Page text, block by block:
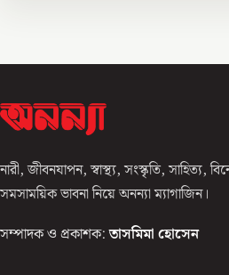
নারী, জীবনযাপন, স্বাস্থ্য, সংস্কৃতি, সাহিত্য,
সমসাময়িক ভাবনা নিয়ে অনন্যা ম্যাগাজিন।
সম্পাদক ও প্রকাশক: তাসমিমা হোসেন